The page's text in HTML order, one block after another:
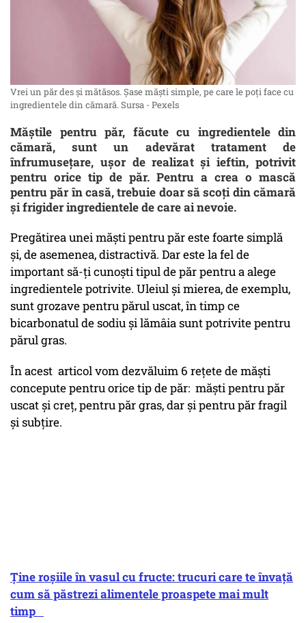
Vrei un păr des și mătăsos. Șase măști simple, pe care le poți face cu
ingredientele din cămară. Sursa - Pexels
Măștile pentru păr, făcute cu ingredientele din
cămară, sunt un adevărat tratament de
înfrumusețare, ușor de realizat și ieftin, potrivit
pentru orice tip de păr. Pentru a crea o mască
pentru păr în casă, trebuie doar să scoți din cămară
și frigider ingredientele de care ai nevoie.
Pregătirea unei măști pentru păr este foarte simplă
și, de asemenea, distractivă. Dar este la fel de
important să-ți cunoști tipul de păr pentru a alege
ingredientele potrivite. Uleiul și mierea, de exemplu,
sunt grozave pentru părul uscat, în timp ce
bicarbonatul de sodiu și lămâia sunt potrivite pentru
părul gras.
În acest articol vom dezvăluim 6 rețete de măști
concepute pentru orice tip de păr: măști pentru păr
uscat și creț, pentru păr gras, dar și pentru păr fragil
și subțire.
Ține roșiile în vasul cu fructe: trucuri care te învață
cum să păstrezi alimentele proaspete mai mult
timp